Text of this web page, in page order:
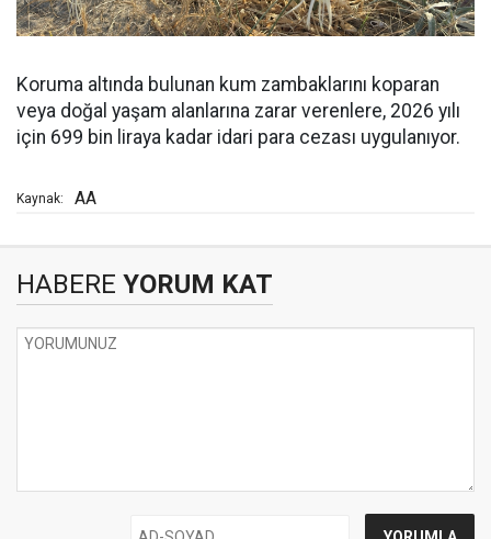
Koruma altında bulunan kum zambaklarını koparan
veya doğal yaşam alanlarına zarar verenlere, 2026 yılı
için 699 bin liraya kadar idari para cezası uygulanıyor.
Kaynak: AA
HABERE YORUM KAT